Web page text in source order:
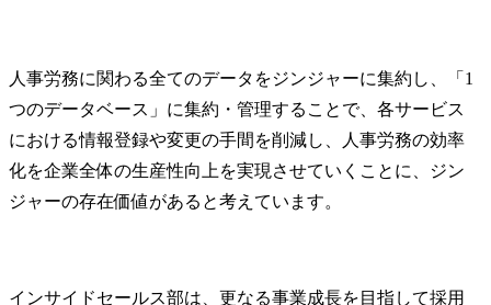
人事労務に関わる全てのデータをジンジャーに集約し、「1
つのデータベース」に集約・管理することで、各サービス
における情報登録や変更の手間を削減し、人事労務の効率
化を企業全体の生産性向上を実現させていくことに、ジン
ジャーの存在価値があると考えています。
インサイドセールス部は、更なる事業成長を目指して採用